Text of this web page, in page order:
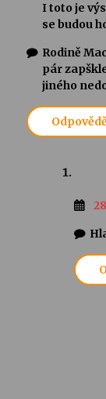
I toto je
se budou
Rodině
pár
jiného